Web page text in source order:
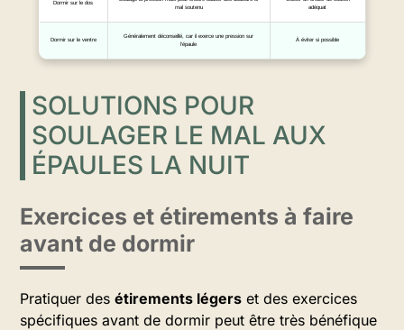
Dormir sur le dos
mal soutenu
adéquat
Dormir sur le ventre
Généralement déconseillé, car il exerce une pression sur
l’épaule
À éviter si possible
SOLUTIONS POUR
SOULAGER LE MAL AUX
ÉPAULES LA NUIT
Exercices et étirements à faire
avant de dormir
Pratiquer des étirements légers et des exercices
spécifiques avant de dormir peut être très bénéfique